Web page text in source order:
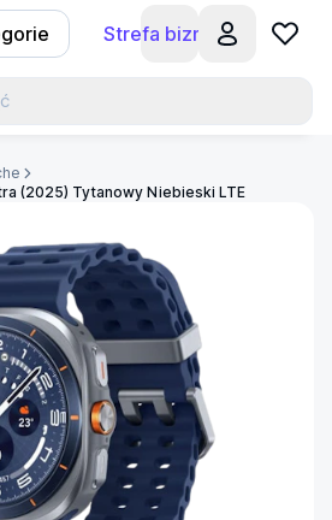
Strefa biznesu
(2025) Tytanowy Niebieski LTE